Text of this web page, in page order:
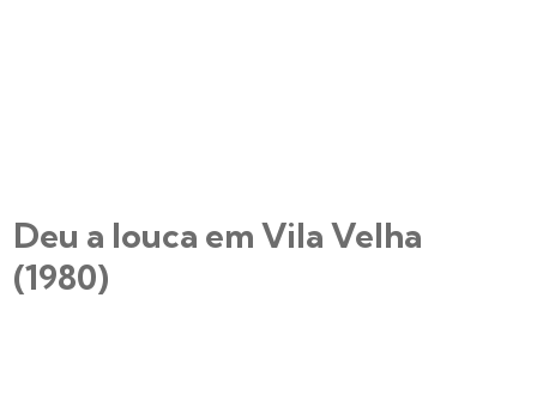
Deu a louca em Vila Velha
(1980)